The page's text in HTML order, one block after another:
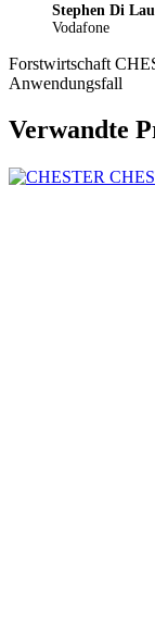
Stephen Di
Vodafone
Forstwirtschaft
Anwendungsfall
Verwandte